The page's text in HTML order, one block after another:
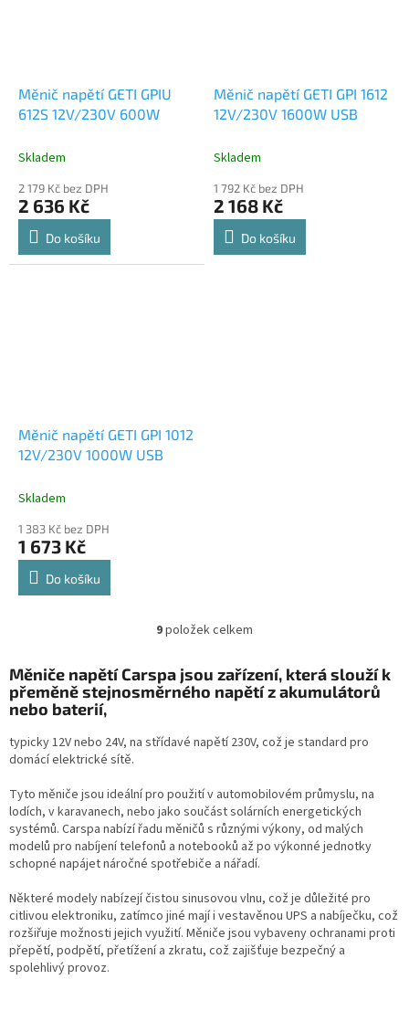
Měnič napětí GETI GPIU
612S 12V/230V 600W
Skladem
2 179 Kč bez DPH
2 636 Kč
Do košíku
Měnič napětí GETI GPI 1612
12V/230V 1600W USB
Skladem
1 792 Kč bez DPH
2 168 Kč
Do košíku
Měnič napětí GETI GPI 1012
12V/230V 1000W USB
Skladem
1 383 Kč bez DPH
1 673 Kč
Do košíku
O
l
á
c
r
v
k
y
v
p
i
s
u
9položek celkem
Měniče napětí Carspa jsou zařízení, která slouží k
přeměně stejnosměrného napětí z akumulátorů
nebo baterií,
typicky 12V nebo 24V, na střídavé napětí 230V, což je standard pro
domácí elektrické sítě.
Tyto měniče jsou ideální pro použití v automobilovém průmyslu, na
lodích, v karavanech, nebo jako součást solárních energetických
systémů. Carspa nabízí řadu měničů s různými výkony, od malých
modelů pro nabíjení telefonů a notebooků až po výkonné jednotky
schopné napájet náročné spotřebiče a nářadí.
Některé modely nabízejí čistou sinusovou vlnu, což je důležité pro
citlivou elektroniku, zatímco jiné mají i vestavěnou UPS a nabíječku, což
rozšiřuje možnosti jejich využití. Měniče jsou vybaveny ochranami proti
přepětí, podpětí, přetížení a zkratu, což zajišťuje bezpečný a
spolehlivý provoz.